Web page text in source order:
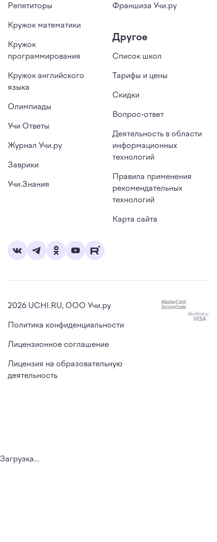
Репетиторы
Кружок математики
Кружок
программирования
Кружок английского
языка
Олимпиады
Учи Ответы
Журнал Учи.ру
Заврики
Учи.Знания
Франшиза Учи.ру
Другое
Список школ
Тарифы и цены
Скидки
Вопрос-ответ
Деятельность в области
информационных
технологий
Правила применения
рекомендательных
технологий
Карта сайта
2026 UCHI.RU, ООО Учи.ру
Политика конфиденциальности
Лицензионное соглашение
Лицензия на образовательную
деятельность
Загрузка...